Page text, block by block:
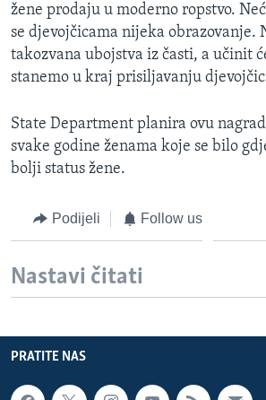
žene prodaju u moderno ropstvo.
se djevojčicama nijeka obrazovanje.
takozvana ubojstva iz časti, a učinit
stanemo u kraj prisiljavanju
State Department planira ovu
svake godine ženama koje se bilo
bolji status žene.
Podijeli Follow us
Nastavi čitati
PRATITE NAS